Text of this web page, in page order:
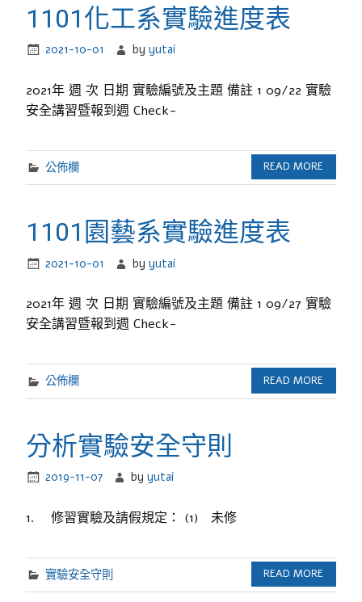
1101化工系實驗進度表
2021-10-01 byyutai
2021年 週 次 日期 實驗編號及主題 備註 1 09/22 實驗
安全講習暨報到週 Check-
公佈欄 READ MORE
1101園藝系實驗進度表
2021-10-01 byyutai
2021年 週 次 日期 實驗編號及主題 備註 1 09/27 實驗
安全講習暨報到週 Check-
公佈欄 READ MORE
分析實驗安全守則
2019-11-07 byyutai
1. 修習實驗及請假規定： (1) 未修
實驗安全守則 READ MORE